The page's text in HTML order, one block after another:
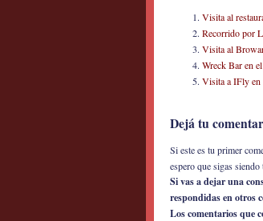
Visita al
Recorrido por
Visita al
Wreck Bar en
Visita a IFly en
Dejá tu
Si este es tu primer
espero que sigas
Si vas a dejar una
respondidas en otros
Los comentarios que